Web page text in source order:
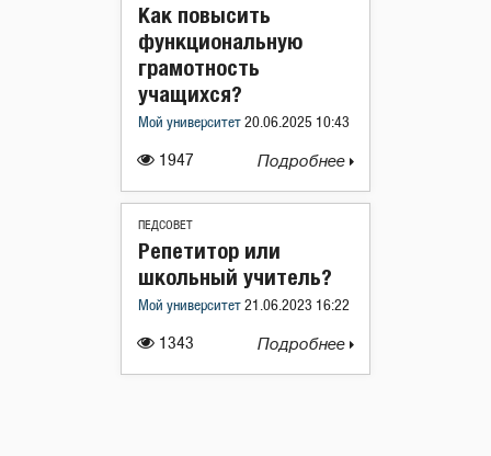
1947
Как повысить
функциональную
грамотность
учащихся?
Мой университет 20.06.2025 10:43
Подробнее
ПЕДСОВЕТ
1343
Репетитор или
школьный учитель?
Мой университет 21.06.2023 16:22
Подробнее